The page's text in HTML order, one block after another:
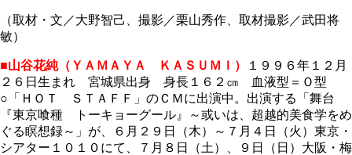
（取材・文／大野智己、撮影／栗山秀作、取材撮影／武田将
敏）
■山谷花純（ＹＡＭＡＹＡ ＫＡＳＵＭＩ）
１９９６年１２月
２６日生まれ 宮城県出身 身長１６２㎝ 血液型＝Ｏ型
○「ＨＯＴ ＳＴＡＦＦ」のＣＭに出演中。出演する「舞台
『東京喰種 トーキョーグール』～或いは、超越的美食学をめ
ぐる瞑想録～」が、６月２９日（木）～７月４日（火）東京・
シアター１０１０にて、７月８日（土）、９日（日）大阪・梅